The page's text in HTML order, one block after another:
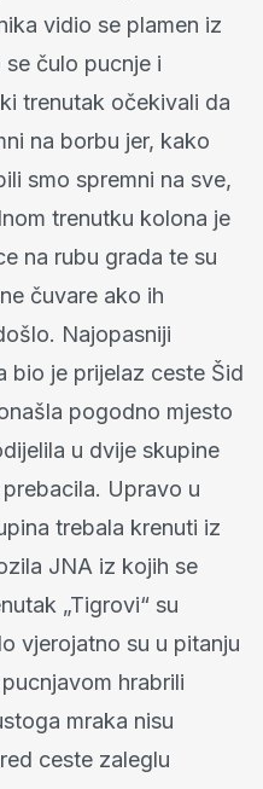
vidio se plamen iz
čulo pucnje i
trenutak očekivali da
na borbu jer, kako
smo spremni na sve,
trenutku kolona je
na rubu grada te su
čuvare ako ih
Najopasniji
bio je prijelaz ceste Šid
pogodno mjesto
u dvije skupine
Upravo u
trebala krenuti iz
JNA iz kojih se
„Tigrovi“ su
vjerojatno su u pitanju
hrabrili
mraka nisu
ceste zaleglu